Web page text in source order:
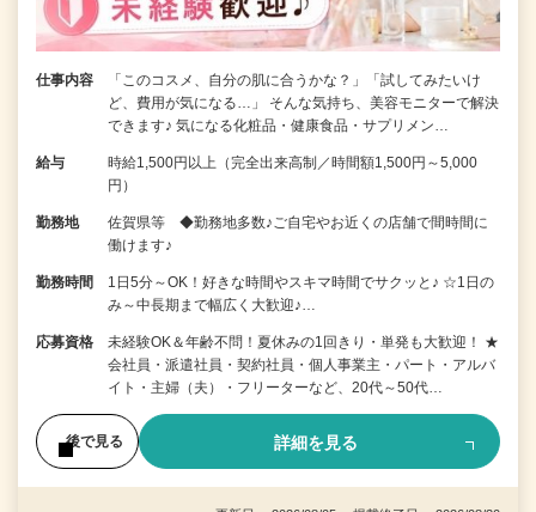
仕事内容
「このコスメ、自分の肌に合うかな？」「試してみたいけ
ど、費用が気になる…」 そんな気持ち、美容モニターで解決
できます♪ 気になる化粧品・健康食品・サプリメン…
給与
時給1,500円以上（完全出来高制／時間額1,500円～5,000
円）
勤務地
佐賀県等 ◆勤務地多数♪ご自宅やお近くの店舗で間時間に
働けます♪
勤務時間
1日5分～OK！好きな時間やスキマ時間でサクッと♪ ☆1日の
み～中長期まで幅広く大歓迎♪…
応募資格
未経験OK＆年齢不問！夏休みの1回きり・単発も大歓迎！ ★
会社員・派遣社員・契約社員・個人事業主・パート・アルバ
イト・主婦（夫）・フリーターなど、20代～50代…
後で見る 詳細を見る